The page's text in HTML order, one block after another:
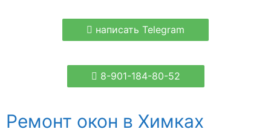
написать Telegram
8-901-184-80-52
Ремонт окон в Химках